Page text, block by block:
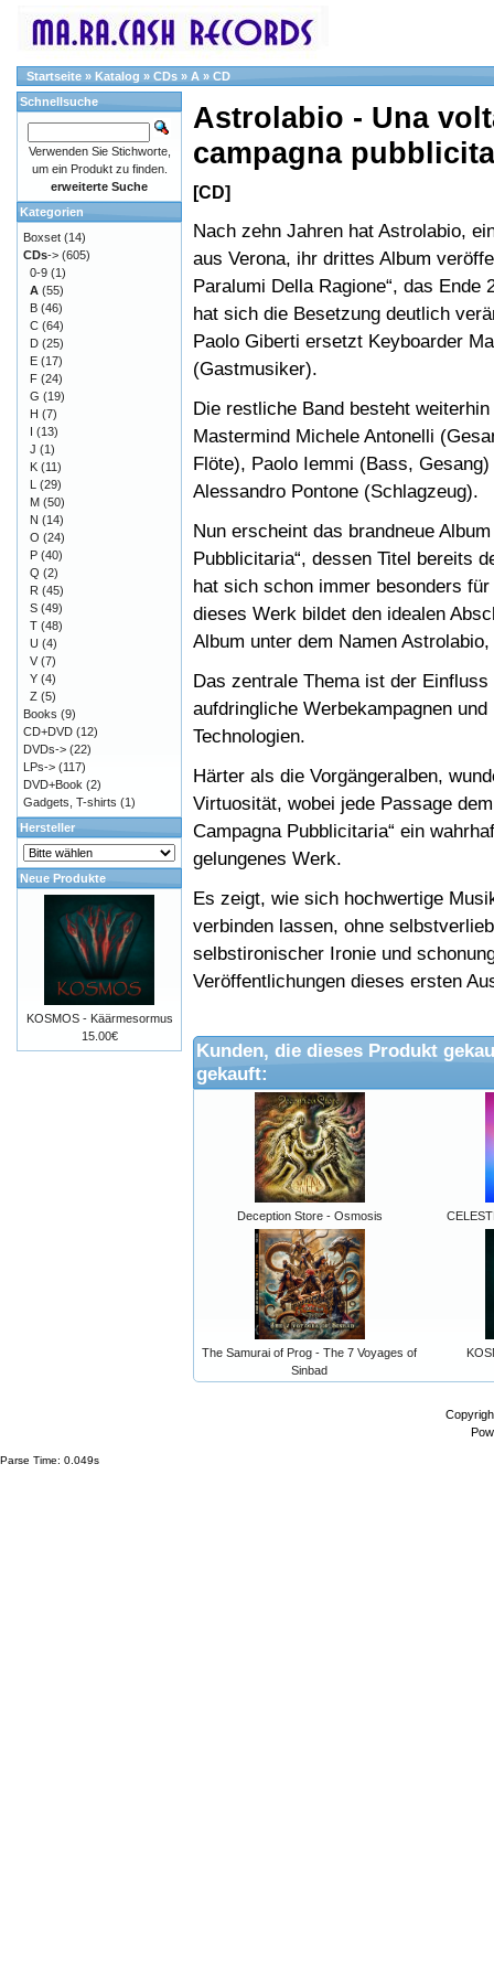
Startseite » Katalog » CDs » A » CD
Astrolabio - Una
campagna
[CD]
Nach zehn Jahren hat Astrolabio,
aus Verona, ihr drittes Album
Paralumi Della Ragione“, das Ende
hat sich die Besetzung deutlich
Paolo Giberti ersetzt Keyboarder
(Gastmusiker).
Die restliche Band besteht
Mastermind Michele Antonelli
Flöte), Paolo Iemmi (Bass, Gesang)
Alessandro Pontone (Schlagzeug).
Nun erscheint das brandneue
Pubblicitaria“, dessen Titel bereits
hat sich schon immer besonders
dieses Werk bildet den idealen
Album unter dem Namen
Das zentrale Thema ist der
aufdringliche Werbekampagnen
Technologien.
Härter als die Vorgängeralben,
Virtuosität, wobei jede Passage
Campagna Pubblicitaria“ ein
gelungenes Werk.
Es zeigt, wie sich hochwertige
verbinden lassen, ohne
selbstironischer Ironie und
Veröffentlichungen dieses ersten
Kunden, die dieses Produkt
gekauft:
Deception Store - Osmosis
The Samurai of Prog - The 7 Voyages of
Sinbad
Schnellsuche
Verwenden Sie Stichworte,
um ein Produkt zu finden.
erweiterte Suche
Kategorien
Boxset (14)
CDs-> (605)
0-9 (1)
A (55)
B (46)
C (64)
D (25)
E (17)
F (24)
G (19)
H (7)
I (13)
J (1)
K (11)
L (29)
M (50)
N (14)
O (24)
P (40)
Q (2)
R (45)
S (49)
T (48)
U (4)
V (7)
Y (4)
Z (5)
Books (9)
CD+DVD (12)
DVDs-> (22)
LPs-> (117)
DVD+Book (2)
Gadgets, T-shirts (1)
Hersteller
Neue Produkte
KOSMOS - Käärmesormus
15.00€
Parse Time: 0.049s